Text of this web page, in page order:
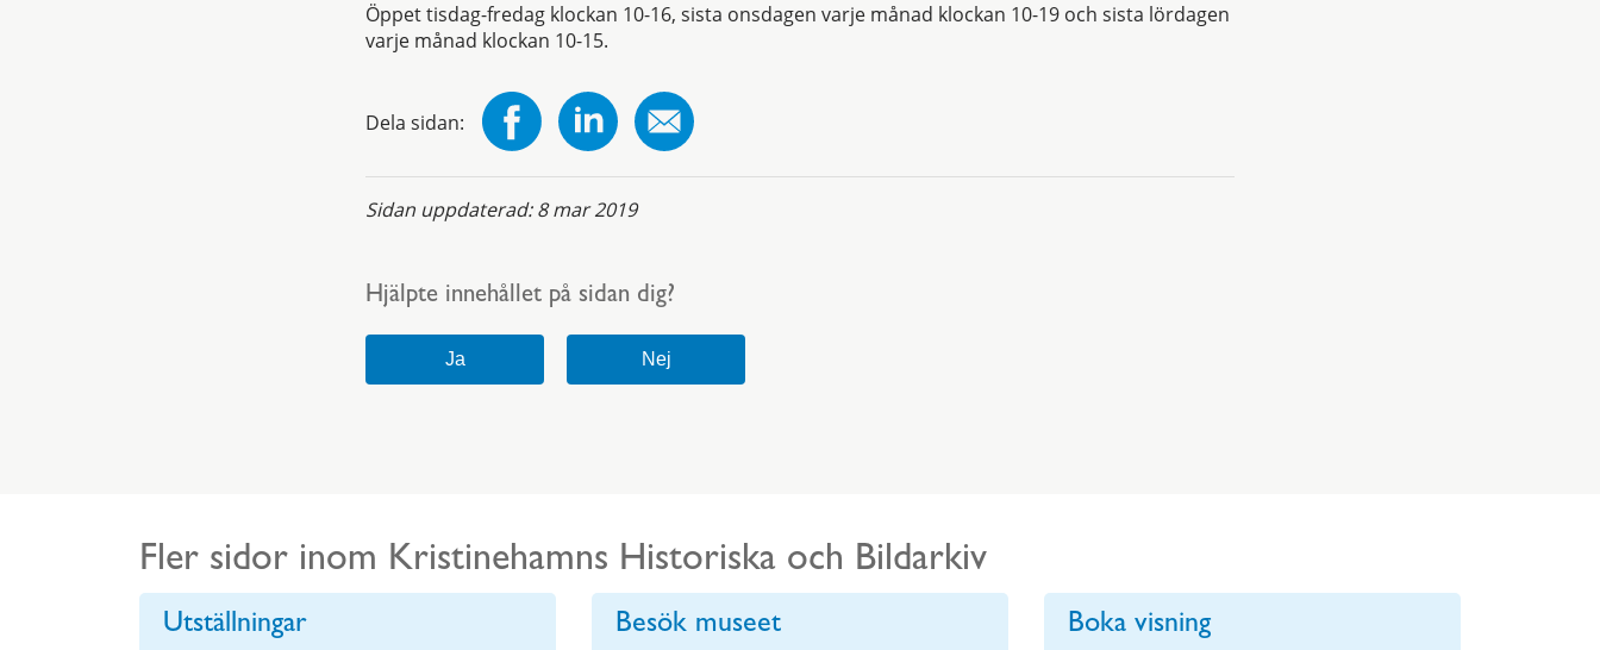
Öppet tisdag-fredag klockan 10-16, sista onsdagen varje månad klockan 10-19 och sista lördagen
varje månad klockan 10-15.
Dela sidan:
Sidan uppdaterad:8 mar 2019
Hjälpte innehållet på sidan dig?
Fler sidor inom Kristinehamns Historiska och Bildarkiv
Utställningar Besök museet Boka visning